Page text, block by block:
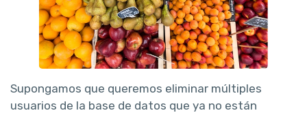
Supongamos que queremos eliminar múltiples
usuarios de la base de datos que ya no están